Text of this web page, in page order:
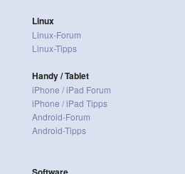
Linux
Linux-Forum
Linux-Tipps
Handy / Tablet
iPhone / iPad Forum
iPhone / iPad Tipps
Android-Forum
Android-Tipps